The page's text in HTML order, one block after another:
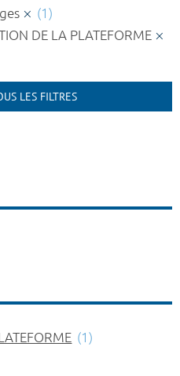
(1)
DE LA PLATEFORME
LES FILTRES
(1)